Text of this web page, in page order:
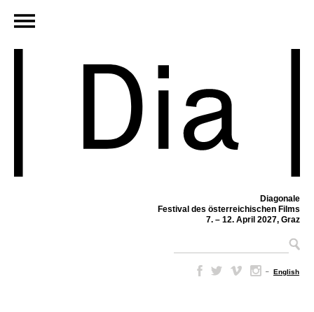
Diagonale
Festival des österreichischen Films
7. – 12. April 2027, Graz
– English